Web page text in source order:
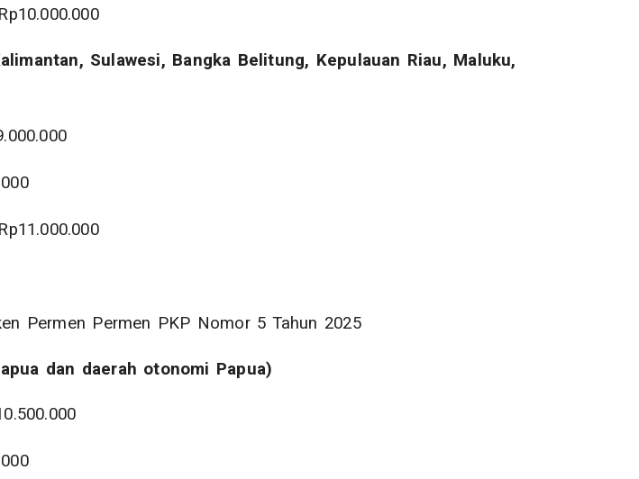
Sulawesi, Bangka Belitung, Kepulauan Riau, Maluku,
Permen Permen PKP Nomor 5 Tahun 2025
dan daerah otonomi Papua)